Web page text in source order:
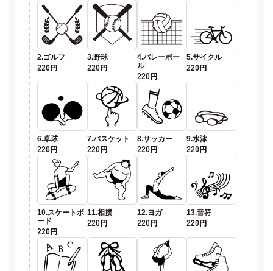
2.ゴルフ
220円
3.野球
220円
4.バレーボー
ル
220円
5.サイクル
220円
6.卓球
220円
7.バスケット
220円
8.サッカー
220円
9.水泳
220円
10.スケートボ
ード
220円
11.相撲
220円
12.ヨガ
220円
13.音符
220円